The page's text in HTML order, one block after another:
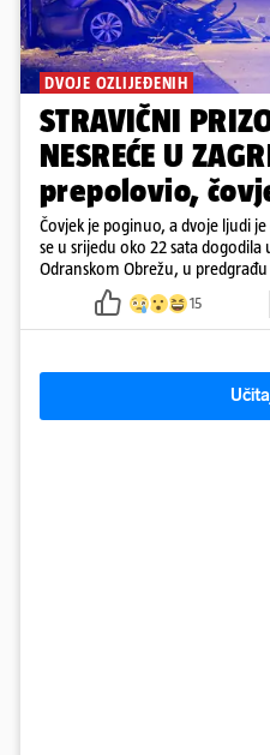
DVOJE OZLIJEĐENIH
STRAVIČNI
NESREĆE U
prepolovio,
Čovjek je poginuo, a dvoje ljudi
se u srijedu oko 22 sata dogodila
Odranskom Obrežu, u
neutvrđenih razloga sletio s
prepolovilo.
15